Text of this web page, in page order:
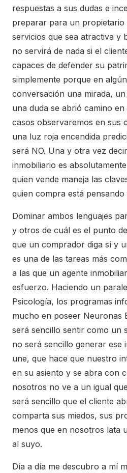
respuestas a sus dudas e
preparar para un propietario
servicios que sea atractiva y
no servirá de nada si el
capaces de defender su
simplemente porque en
conversación una mirada,
una duda se abrió camino
casos observaremos en sus
una luz roja encendida
será NO. Una y otra vez
inmobiliario es
quien vende maneja las
quien compra está pensando
Dominar ambos lenguajes
y otros de cuál es el punto
que un comprador diga sí y
es una de las tareas más
a las que un agente
esfuerzo. Haciendo un
Psicología, los programas
mucho en poseer Neuronas
será sencillo sentir como un
no será sencillo generar ese
une, que hace que nuestro
en su asiento y se abra con
nosotros no ve a un igual
será sencillo que el cliente
comparta sus miedos, sus
menos que en nosotros lata
al suyo.
Día a día me descubro a mí